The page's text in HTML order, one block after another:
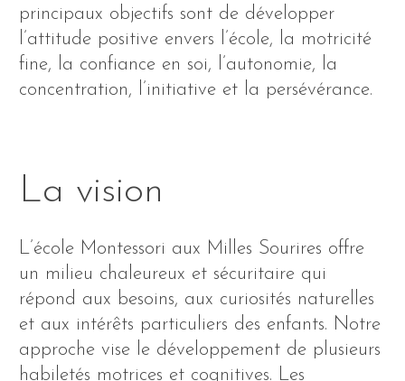
principaux objectifs sont de développer
l’attitude positive envers l’école, la motricité
fine, la confiance en soi, l’autonomie, la
concentration, l’initiative et la persévérance.
La vision
L’école Montessori aux Milles Sourires offre
un milieu chaleureux et sécuritaire qui
répond aux besoins, aux curiosités naturelles
et aux intérêts particuliers des enfants. Notre
approche vise le développement de plusieurs
habiletés motrices et cognitives. Les